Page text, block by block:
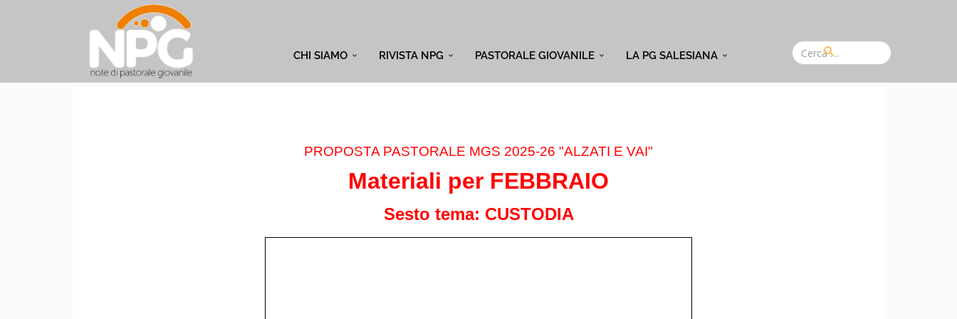
CHI SIAMO RIVISTA NPG PASTORALE GIOVANILE LA PG SALESIANA
PROPOSTA PASTORALE MGS 2025-26 "ALZATI E VAI"
Materiali per FEBBRAIO
Sesto tema: CUSTODIA